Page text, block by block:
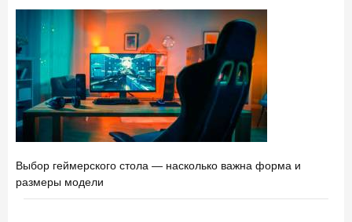
Выбор геймерского стола — насколько важна форма и
размеры модели